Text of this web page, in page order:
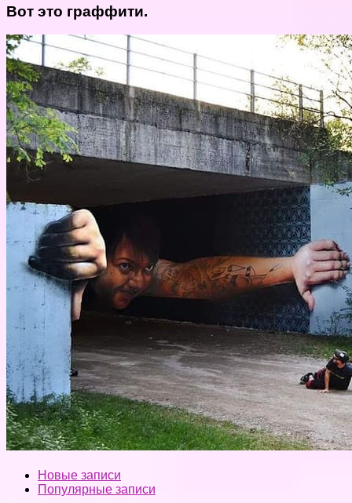
Вот это граффити.
Новые записи
Популярные записи